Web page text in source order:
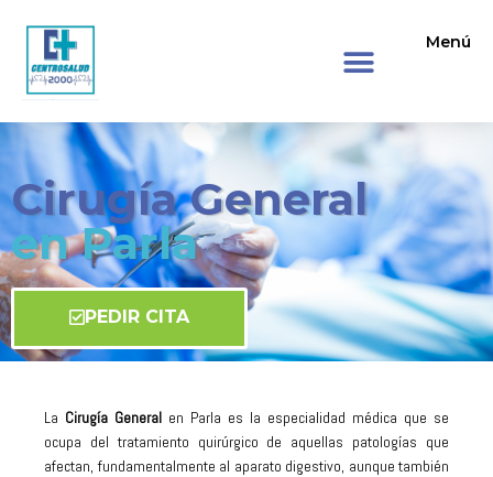
Menú
Cirugía General
en Parla
PEDIR CITA
La Cirugía General en Parla es la especialidad médica que se
ocupa del tratamiento quirúrgico de aquellas patologías que
afectan, fundamentalmente al aparato digestivo, aunque también